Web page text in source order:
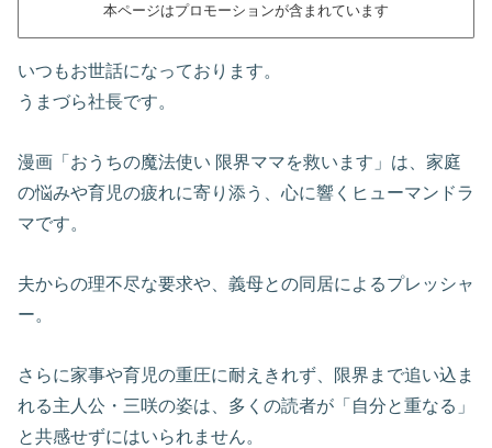
本ページはプロモーションが含まれています
いつもお世話になっております。
うまづら社長です。
漫画「おうちの魔法使い 限界ママを救います」は、家庭
の悩みや育児の疲れに寄り添う、心に響くヒューマンドラ
マです。
夫からの理不尽な要求や、義母との同居によるプレッシャ
ー。
さらに家事や育児の重圧に耐えきれず、限界まで追い込ま
れる主人公・三咲の姿は、多くの読者が「自分と重なる」
と共感せずにはいられません。